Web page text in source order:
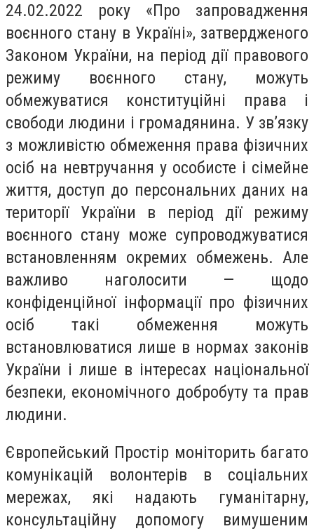
24.02.2022 року «Про запровадження
воєнного стану в Україні», затвердженого
Законом України, на період дії правового
режиму воєнного стану, можуть
обмежуватися конституційні права і
свободи людини і громадянина. У зв’язку
з можливістю обмеження права фізичних
осіб на невтручання у особисте і сімейне
життя, доступ до персональних даних на
території України в період дії режиму
воєнного стану може супроводжуватися
встановленням окремих обмежень. Але
важливо наголосити — щодо
конфіденційної інформації про фізичних
осіб такі обмеження можуть
встановлюватися лише в нормах законів
України і лише в інтересах національної
безпеки, економічного добробуту та прав
людини.
Європейський Простір моніторить багато
комунікацій волонтерів в соціальних
мережах, які надають гуманітарну,
консультаційну допомогу вимушеним